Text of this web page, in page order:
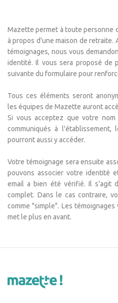
Mazette permet à toute personne
à propos d'une maison de
témoignages, nous vous
identité. Il vous sera proposé de
suivante du formulaire pour
Tous ces éléments seront
les équipes de Mazette auront
Si vous acceptez que votre
communiqués à l'établissement,
pourront aussi y accéder.
Votre témoignage sera ensuite
pouvons associer votre identité
email a bien été vérifié. Il s'agit
complet. Dans le cas contraire,
comme "simple". Les
met le plus en avant.